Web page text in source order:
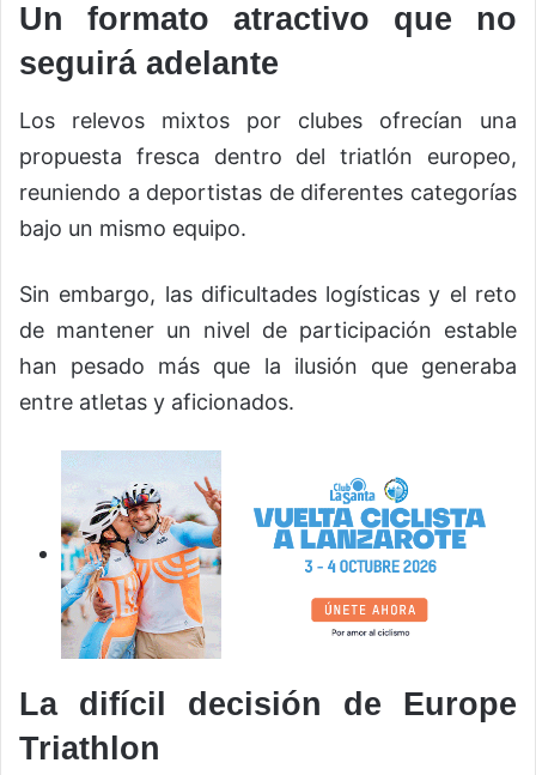
Un formato atractivo que no
seguirá adelante
Los relevos mixtos por clubes ofrecían una
propuesta fresca dentro del triatlón europeo,
reuniendo a deportistas de diferentes categorías
bajo un mismo equipo.
Sin embargo, las dificultades logísticas y el reto
de mantener un nivel de participación estable
han pesado más que la ilusión que generaba
entre atletas y aficionados.
La difícil decisión de Europe
Triathlon